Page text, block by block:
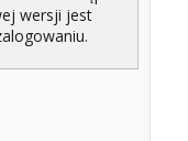
wersji jest